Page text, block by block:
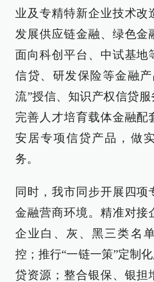
业及专精特新企业技术改
发展供应链金融、绿色金
面向科创平台、中试基地
信贷、研发保险等金融
流”授信、知识产权信贷服
完善人才培育载体金融配
安居专项信贷产品，做
务。
同时，我市同步开展四项
金融营商环境。精准对接
企业白、灰、黑三类名
控；推行“一链一策”定制
贷资源；整合银保、银担